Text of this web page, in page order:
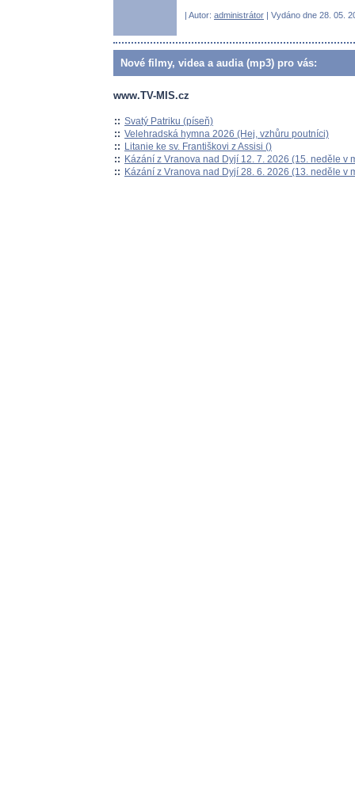
| Autor: administrátor | Vydáno dne 28. 05.
Nové filmy, videa a audia (mp3) pro vás:
www.TV-MIS.cz
:: Svatý Patriku (píseň)
:: Velehradská hymna 2026 (Hej, vzhůru poutníci)
:: Litanie ke sv. Františkovi z Assisi ()
:: Kázání z Vranova nad Dyjí 12. 7. 2026 (15. neděle v
:: Kázání z Vranova nad Dyjí 28. 6. 2026 (13. neděle v